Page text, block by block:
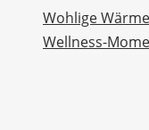
Wohlige
Wellness-